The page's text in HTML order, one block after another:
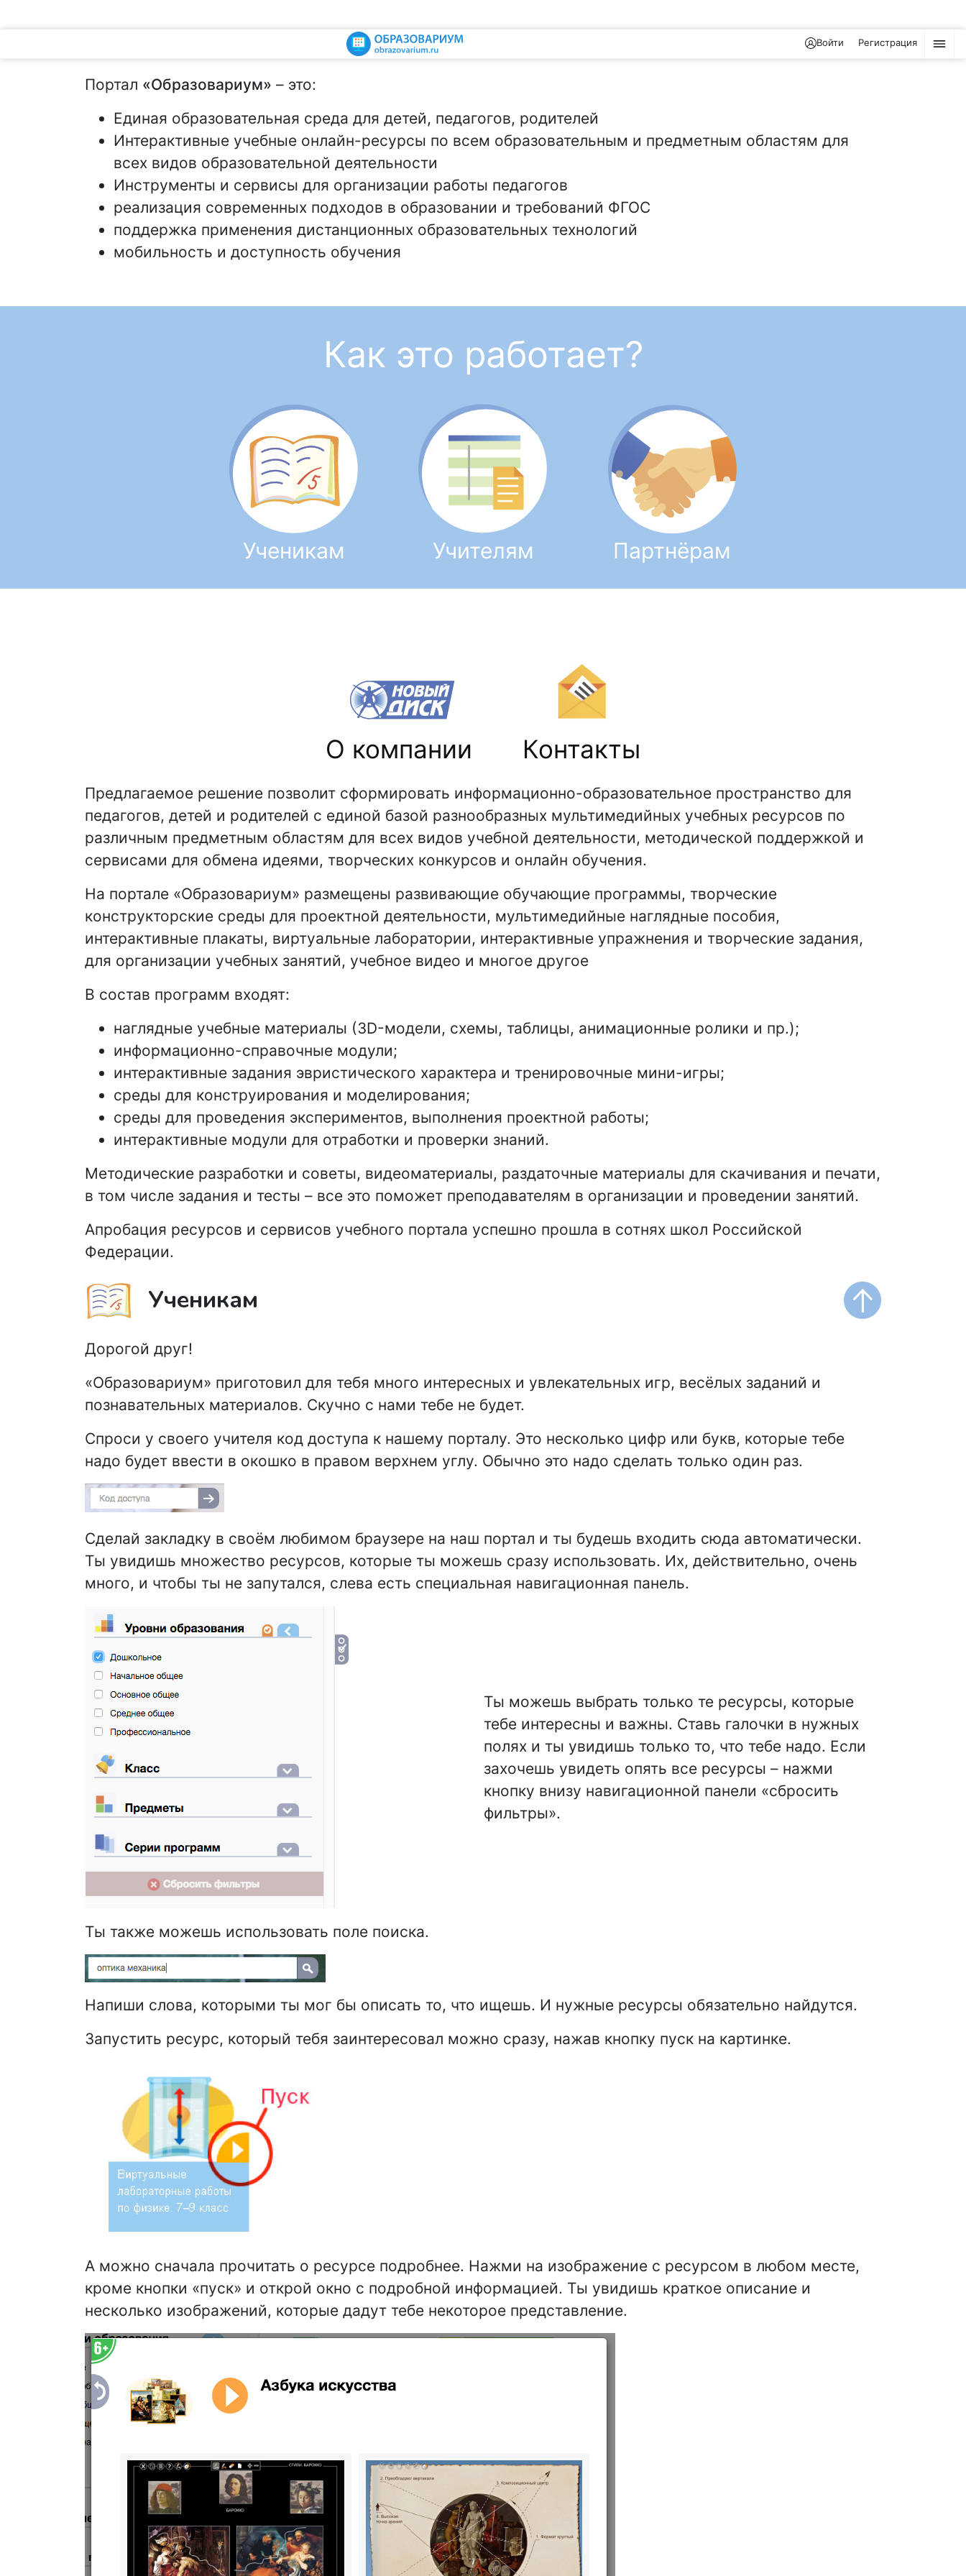
Войти Регистрация
Портал «Образовариум» – это:
Единая образовательная среда для детей, педагогов, родителей
Интерактивные учебные онлайн-ресурсы по всем образовательным и предметным областям для
всех видов образовательной деятельности
Инструменты и сервисы для организации работы педагогов
реализация современных подходов в образовании и требований ФГОС
поддержка применения дистанционных образовательных технологий
мобильность и доступность обучения
Как это работает?
Ученикам Учителям Партнёрам
О компании Контакты
Предлагаемое решение позволит сформировать информационно-образовательное пространство для
педагогов, детей и родителей с единой базой разнообразных мультимедийных учебных ресурсов по
различным предметным областям для всех видов учебной деятельности, методической поддержкой и
сервисами для обмена идеями, творческих конкурсов и онлайн обучения.
На портале «Образовариум» размещены развивающие обучающие программы, творческие
конструкторские среды для проектной деятельности, мультимедийные наглядные пособия,
интерактивные плакаты, виртуальные лаборатории, интерактивные упражнения и творческие задания,
для организации учебных занятий, учебное видео и многое другое
В состав программ входят:
наглядные учебные материалы (3D-модели, схемы, таблицы, анимационные ролики и пр.);
информационно-справочные модули;
интерактивные задания эвристического характера и тренировочные мини-игры;
среды для конструирования и моделирования;
среды для проведения экспериментов, выполнения проектной работы;
интерактивные модули для отработки и проверки знаний.
Методические разработки и советы, видеоматериалы, раздаточные материалы для скачивания и печати,
в том числе задания и тесты – все это поможет преподавателям в организации и проведении занятий.
Апробация ресурсов и сервисов учебного портала успешно прошла в сотнях школ Российской
Федерации.
Ученикам
Дорогой друг!
«Образовариум» приготовил для тебя много интересных и увлекательных игр, весёлых заданий и
познавательных материалов. Скучно с нами тебе не будет.
Спроси у своего учителя код доступа к нашему порталу. Это несколько цифр или букв, которые тебе
надо будет ввести в окошко в правом верхнем углу. Обычно это надо сделать только один раз.
Сделай закладку в своём любимом браузере на наш портал и ты будешь входить сюда автоматически.
Ты увидишь множество ресурсов, которые ты можешь сразу использовать. Их, действительно, очень
много, и чтобы ты не запутался, слева есть специальная навигационная панель.
Ты можешь выбрать только те ресурсы, которые
тебе интересны и важны. Ставь галочки в нужных
полях и ты увидишь только то, что тебе надо. Если
захочешь увидеть опять все ресурсы – нажми
кнопку внизу навигационной панели «сбросить
фильтры».
Ты также можешь использовать поле поиска.
Напиши слова, которыми ты мог бы описать то, что ищешь. И нужные ресурсы обязательно найдутся.
Запустить ресурс, который тебя заинтересовал можно сразу, нажав кнопку пуск на картинке.
А можно сначала прочитать о ресурсе подробнее. Нажми на изображение с ресурсом в любом месте,
кроме кнопки «пуск» и открой окно с подробной информацией. Ты увидишь краткое описание и
несколько изображений, которые дадут тебе некоторое представление.